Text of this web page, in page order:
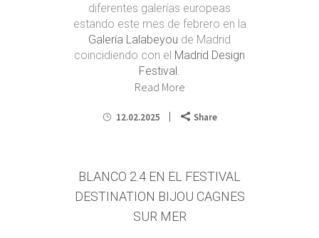
diferentes galerías europeas
estando este mes de febrero en la
Galería Lalabeyou de Madrid
coincidiendo con el Madrid Design
Festival.
Read More
12.02.2025 Share
BLANCO 2.4 EN EL FESTIVAL
DESTINATION BIJOU CAGNES
SUR MER